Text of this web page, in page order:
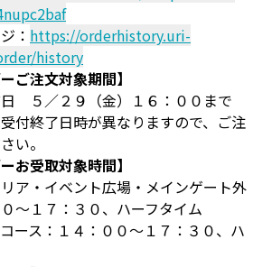
： https://orderhistory.uri-
history
ご注文対象期間】
５／２９（金）１６：００まで
付終了日時が異なりますので、ご注
い。
お受取対象時間】
ア・イベント広場・メインゲート外
～１７：３０、ハーフタイム
ース：１４：００～１７：３０、ハ